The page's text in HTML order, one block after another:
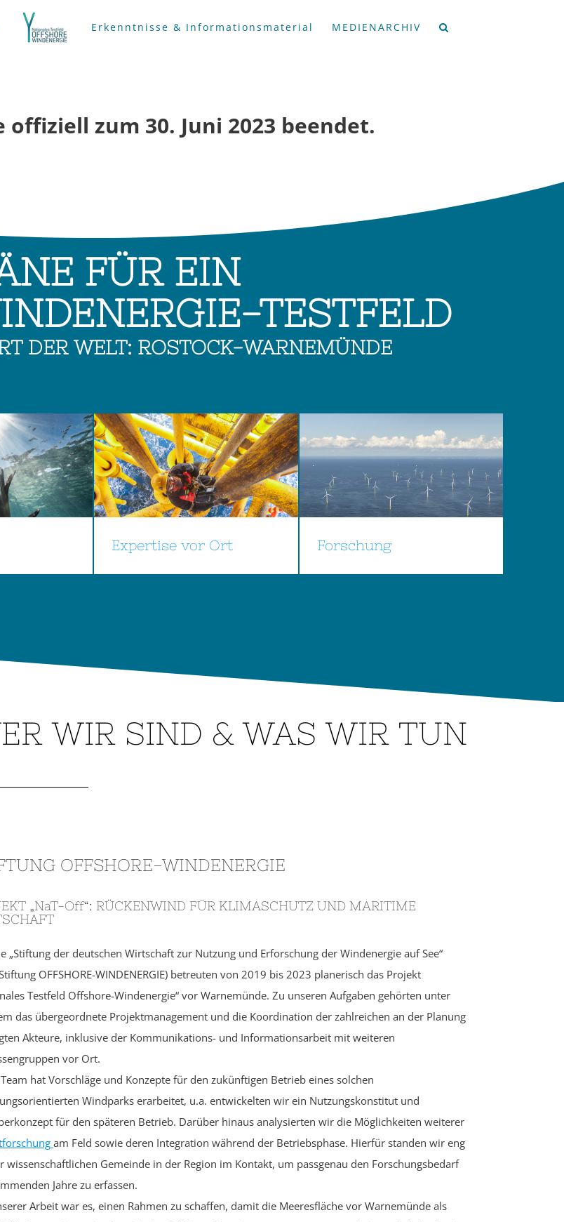
Erkenntnisse & Informationsmaterial MEDIENARCHIV
zum 30. Juni 2023 beendet.
FÜR EIN
TESTFELD
DER WELT: ROSTOCK-WARNEMÜNDE
Expertise vor Ort Forschung
WIR SIND & WAS WIR TUN
OFFSHORE-WINDENERGIE
„NaT-Off“: RÜCKENWIND FÜR KLIMASCHUTZ UND MARITIME
„Stiftung der deutschen Wirtschaft zur Nutzung und Erforschung der Windenergie auf See“
OFFSHORE-WINDENERGIE) betreuten von 2019 bis 2023 planerisch das Projekt
Testfeld Offshore-Windenergie“ vor Warnemünde. Zu unseren Aufgaben gehörten unter
das übergeordnete Projektmanagement und die Koordination der zahlreichen an der Planung
Akteure, inklusive der Kommunikations- und Informationsarbeit mit weiteren
vor Ort.
hat Vorschläge und Konzepte für den zukünftigen Betrieb eines solchen
Windparks erarbeitet, u.a. entwickelten wir ein Nutzungskonstitut und
für den späteren Betrieb. Darüber hinaus analysierten wir die Möglichkeiten weiterer
am Feld sowie deren Integration während der Betriebsphase. Hierfür standen wir eng
wissenschaftlichen Gemeinde in der Region im Kontakt, um passgenau den Forschungsbedarf
Jahre zu erfassen.
Arbeit war es, einen Rahmen zu schaffen, damit die Meeresfläche vor Warnemünde als